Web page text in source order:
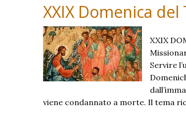
XXIX Domenica
XXIX
Servire
viene condannato a morte. Il tema